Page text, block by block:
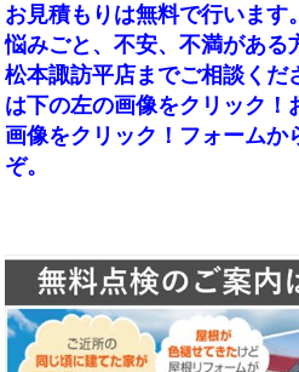
お見積もりは無料で行います
悩みごと、不安、不満がある
松本諏訪平店までご相談くだ
は下の左の画像をクリック！
画像をクリック！フォームか
ぞ。